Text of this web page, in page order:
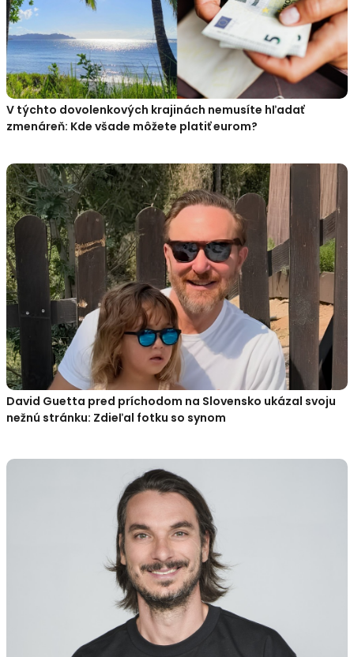
V týchto dovolenkových krajinách nemusíte hľadať
zmenáreň: Kde všade môžete platiť eurom?
David Guetta pred príchodom na Slovensko ukázal svoju
nežnú stránku: Zdieľal fotku so synom